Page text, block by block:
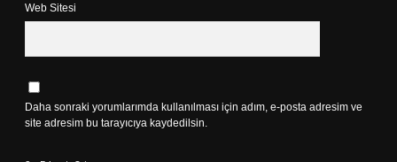
Web Sitesi
Daha sonraki yorumlarımda kullanılması için adım, e-posta adresim ve
site adresim bu tarayıcıya kaydedilsin.